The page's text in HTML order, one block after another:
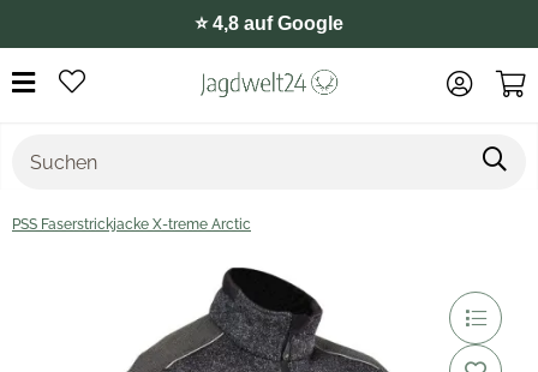
⭐️ 4,8 auf Google
PSS Faserstrickjacke X-treme Arctic